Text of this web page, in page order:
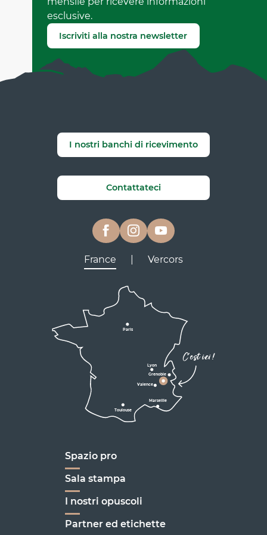
Segnala un errore
esclusive.
Iscriviti alla nostra newsletter
I nostri banchi di ricevimento
Contattateci
France Vercors
C'est ici !
Paris
Toulouse
Marseille
Lyon
Valence
Grenoble
D1075
D531
Valence
Lyon
Marseille
Spazio pro
Sala stampa
I nostri opuscoli
Partner ed etichette